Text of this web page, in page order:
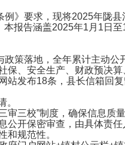
》要求，现将2025年陇
本报告涵盖2025年1月1日
政策落地，全年累计主动公
保、安全生产、财政预决
发布18条，县长信箱回复
。
审三校”制度，确保信息质
公开保密审查，由具体责
和规范性。